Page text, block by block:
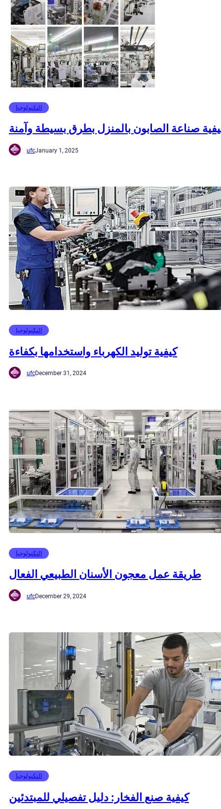
التكنولوجيا
صناعة الصابون بالمنزل بطرق بسيطة وآمنة
ufcJanuary 1, 2025
التكنولوجيا
كيفية توليد الكهرباء واستخدامها بكفاءة
ufcDecember 31, 2024
التكنولوجيا
طريقة عمل معجون الأسنان الطبيعي الفعال
ufcDecember 29, 2024
التكنولوجيا
كيفية صنع الفخار: دليل تفصيلي للمبتدئين